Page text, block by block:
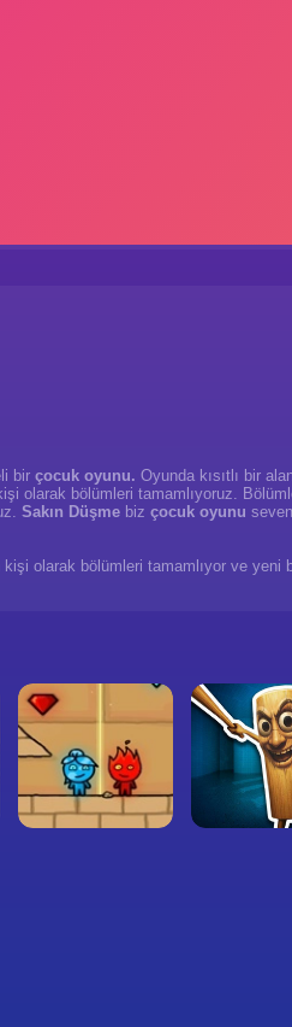
bir çocuk oyunu. Oyunda kısıtlı bir
olarak bölümleri tamamlıyoruz.
Sakın Düşme biz çocuk oyunu
olarak bölümleri tamamlıyor ve